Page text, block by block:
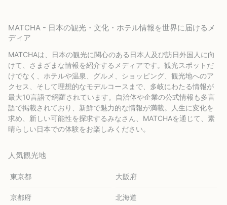
MATCHA - 日本の観光・文化・ホテル情報を世界に届けるメ
ディア
MATCHAは、日本の観光に関心のある日本人及び訪日外国人に向
けて、さまざまな情報を紹介するメディアです。観光スポットだ
けでなく、ホテルや温泉、グルメ、ショッピング、観光地へのア
クセス、そして理想的なモデルコースまで、多岐にわたる情報が
最大10言語で網羅されています。自治体や企業の公式情報も多言
語で掲載されており、新鮮で魅力的な情報が満載。人生に変化を
求め、新しい可能性を探求するみなさん、MATCHAを通じて、素
晴らしい日本での体験をお楽しみください。
人気観光地
東京都 大阪府
京都府 北海道